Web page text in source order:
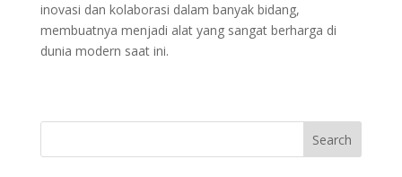
inovasi dan kolaborasi dalam banyak bidang,
membuatnya menjadi alat yang sangat berharga di
dunia modern saat ini.
Search